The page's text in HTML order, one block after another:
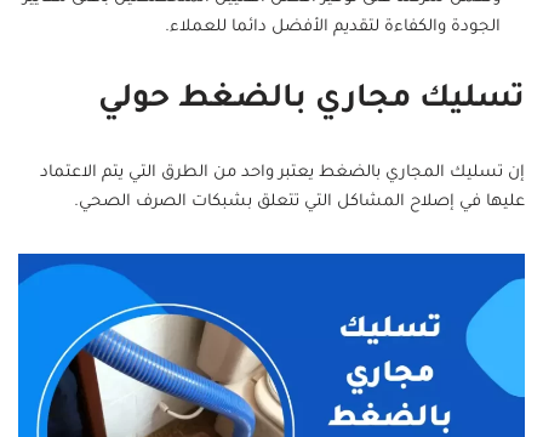
الجودة والكفاءة لتقديم الأفضل دائما للعملاء.
تسليك مجاري بالضغط حولي
إن تسليك المجاري بالضغط يعتبر واحد من الطرق التي يتم الاعتماد
عليها في إصلاح المشاكل التي تتعلق بشبكات الصرف الصحي.